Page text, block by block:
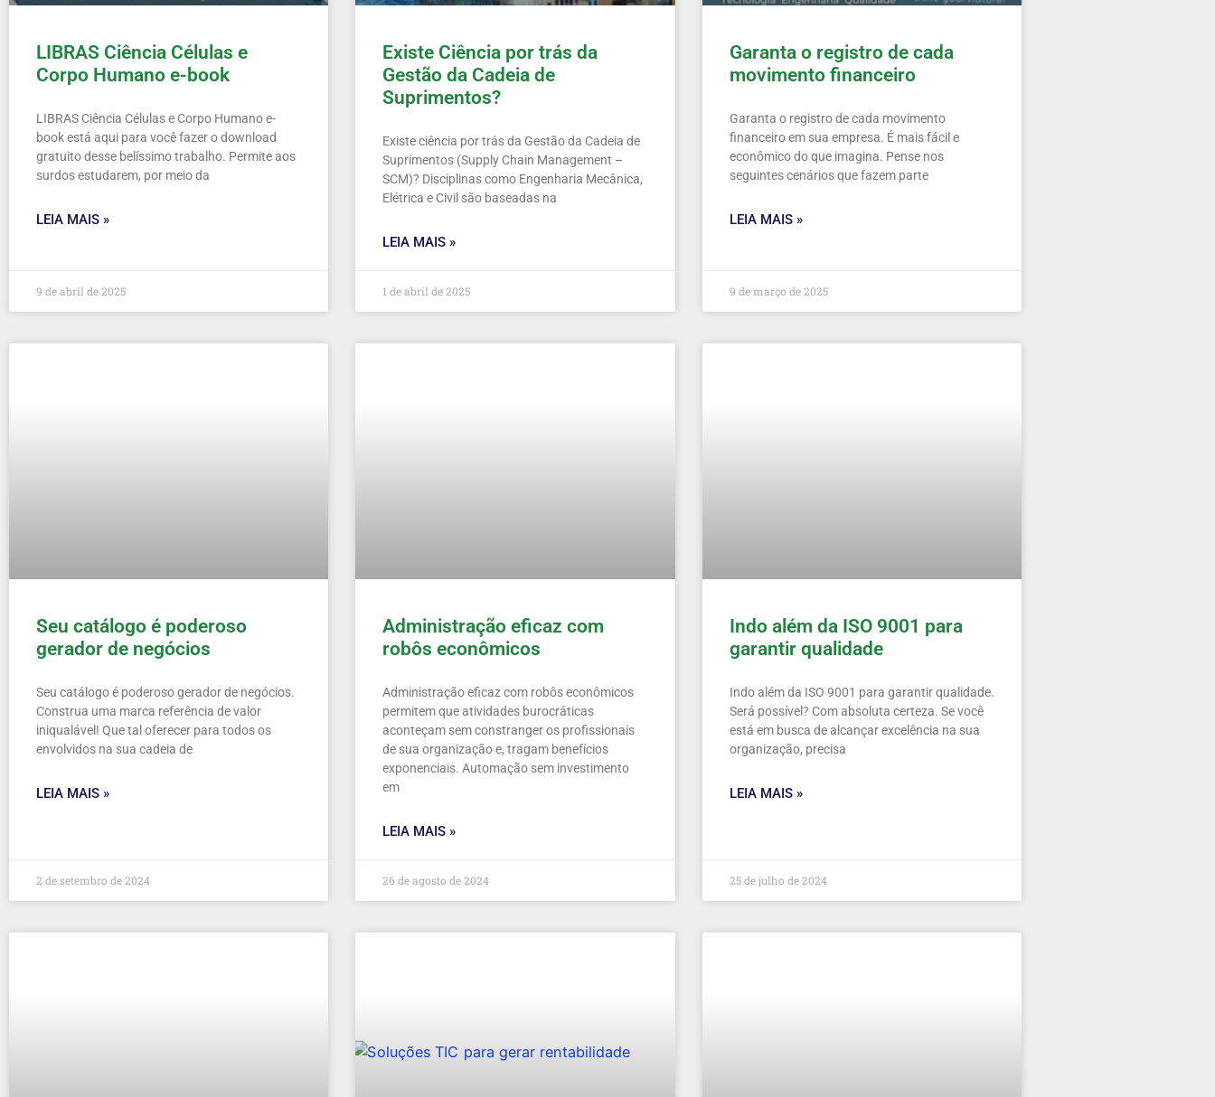
LIBRAS Ciência Células e
Corpo Humano e-book
LIBRAS Ciência Células e Corpo Humano e-
book está aqui para você fazer o download
gratuito desse belíssimo trabalho. Permite aos
surdos estudarem, por meio da
LEIA MAIS »
9 de abril de 2025
Existe Ciência por trás da
Gestão da Cadeia de
Suprimentos?
Existe ciência por trás da Gestão da Cadeia de
Suprimentos (Supply Chain Management –
SCM)? Disciplinas como Engenharia Mecânica,
Elétrica e Civil são baseadas na
LEIA MAIS »
1 de abril de 2025
Garanta o registro de cada
movimento financeiro
Garanta o registro de cada movimento
financeiro em sua empresa. É mais fácil e
econômico do que imagina. Pense nos
seguintes cenários que fazem parte
LEIA MAIS »
9 de março de 2025
Seu catálogo é poderoso
gerador de negócios
Seu catálogo é poderoso gerador de negócios.
Construa uma marca referência de valor
iniqualável! Que tal oferecer para todos os
envolvidos na sua cadeia de
LEIA MAIS »
2 de setembro de 2024
Administração eficaz com
robôs econômicos
Administração eficaz com robôs econômicos
permitem que atividades burocráticas
aconteçam sem constranger os profissionais
de sua organização e, tragam benefícios
exponenciais. Automação sem investimento
em
LEIA MAIS »
26 de agosto de 2024
Indo além da ISO 9001 para
garantir qualidade
Indo além da ISO 9001 para garantir qualidade.
Será possível? Com absoluta certeza. Se você
está em busca de alcançar excelência na sua
organização, precisa
LEIA MAIS »
25 de julho de 2024